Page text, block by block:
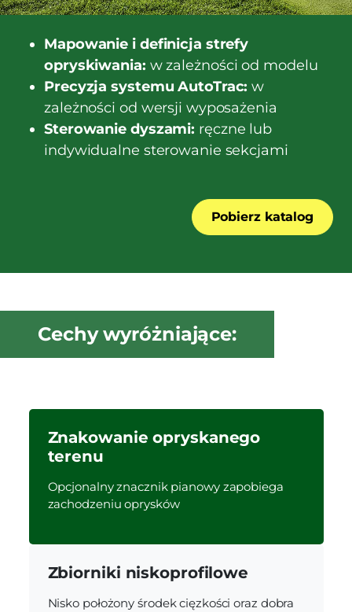
Mapowanie i definicja strefy
opryskiwania: w zależności od modelu
Precyzja systemu AutoTrac: w
zależności od wersji wyposażenia
Sterowanie dyszami: ręczne lub
indywidualne sterowanie sekcjami
Pobierz katalog
Cechy wyróżniające:
Znakowanie opryskanego
terenu
Opcjonalny znacznik pianowy zapobiega
zachodzeniu oprysków
Zbiorniki niskoprofilowe
Nisko położony środek cięzkości oraz dobra